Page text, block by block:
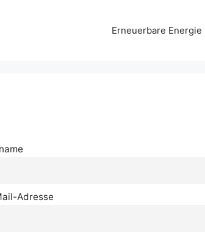
Erneuerbare Energie
Adresse